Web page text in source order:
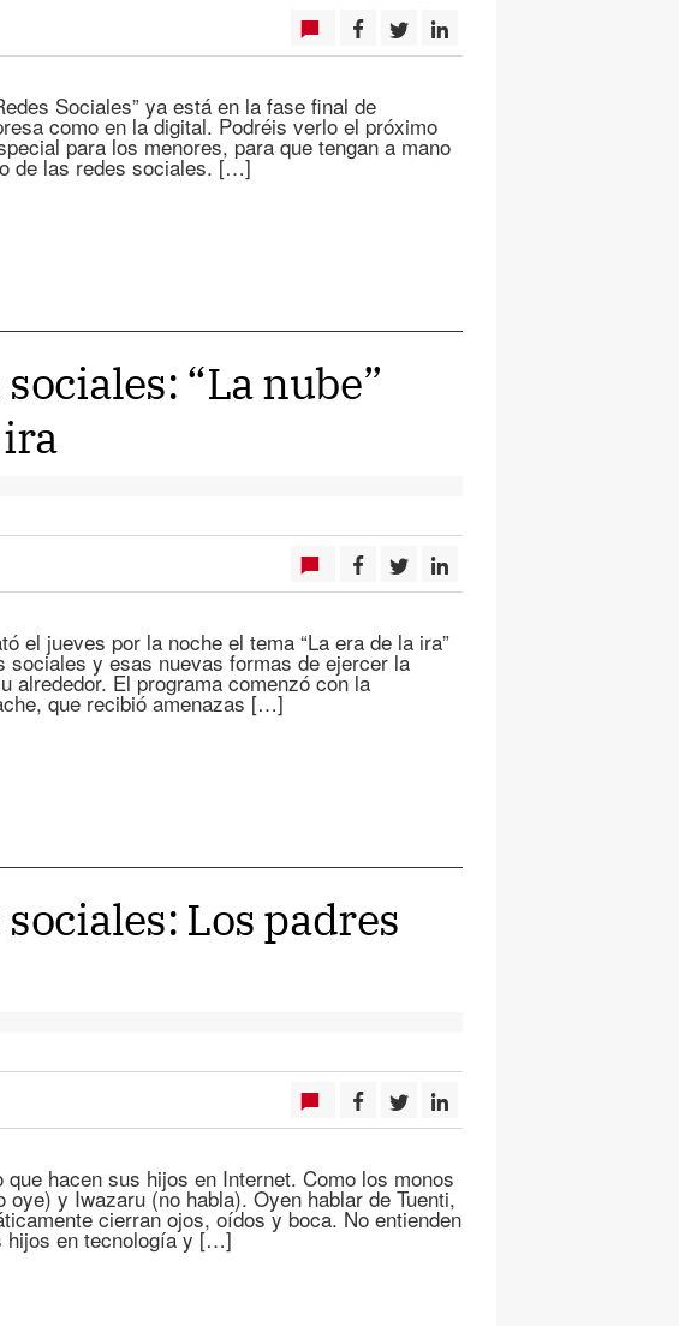
Sociales” ya está en la fase final de
como en la digital. Podréis verlo el próximo
para los menores, para que tengan a mano
de las redes sociales. […]
“La nube”
el jueves por la noche el tema “La era de la ira”
sociales y esas nuevas formas de ejercer la
alrededor. El programa comenzó con la
que recibió amenazas […]
Los padres
hacen sus hijos en Internet. Como los monos
y Iwazaru (no habla). Oyen hablar de Tuenti,
cierran ojos, oídos y boca. No entienden
hijos en tecnología y […]